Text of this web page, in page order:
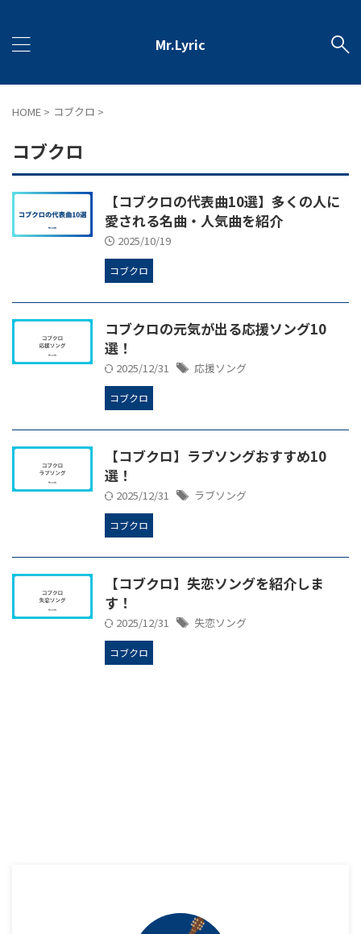
Mr.Lyric
HOME > コブクロ >
コブクロ
【コブクロの代表曲10選】多くの人に
愛される名曲・人気曲を紹介
2025/10/19
コブクロ
コブクロの元気が出る応援ソング10
選！
2025/12/31 応援ソング
コブクロ
【コブクロ】ラブソングおすすめ10
選！
2025/12/31 ラブソング
コブクロ
【コブクロ】失恋ソングを紹介しま
す！
2025/12/31 失恋ソング
コブクロ